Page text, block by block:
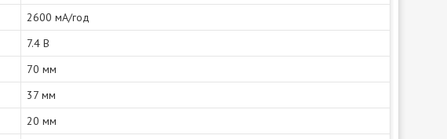
2600 мА/год
7.4 В
70 мм
37 мм
20 мм